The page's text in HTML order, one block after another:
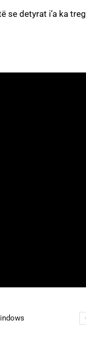
se detyrat i’a ka
detajet